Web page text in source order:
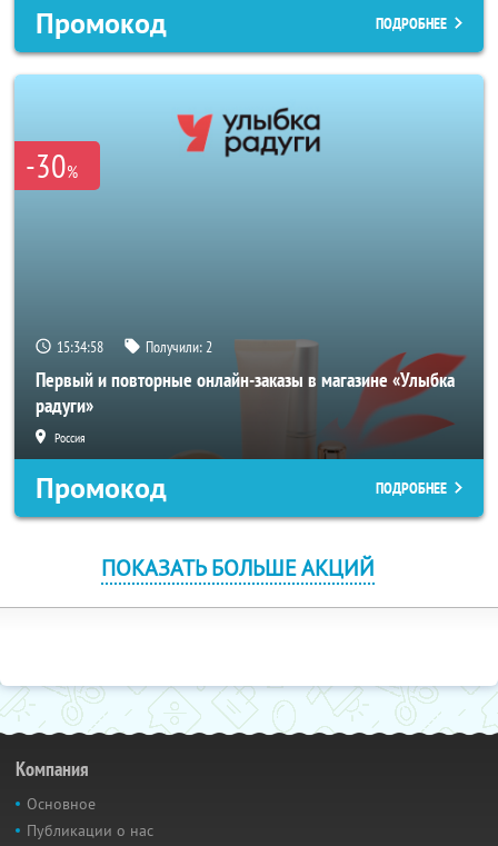
Промокод ПОДРОБНЕЕ
-30%
15:34:58 Получили:2
Первый и повторные онлайн-заказы в магазине «Улыбка
радуги»
Россия
Промокод ПОДРОБНЕЕ
ПОКАЗАТЬ БОЛЬШЕ АКЦИЙ
Компания
Основное
Публикации о нас